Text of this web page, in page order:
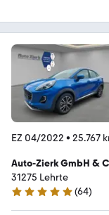
EZ 04/2022 • 25.767
Auto-Zierk GmbH &
31275 Lehrte
5 Sterne
(64)